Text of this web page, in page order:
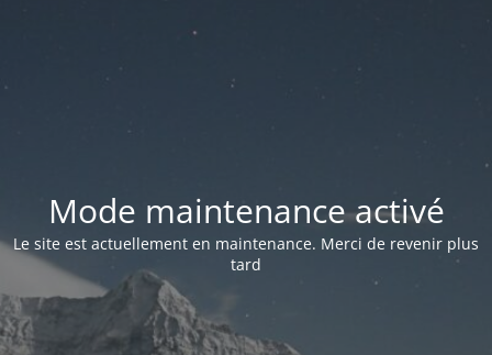
Mode maintenance activé
Le site est actuellement en maintenance. Merci de revenir plus
tard